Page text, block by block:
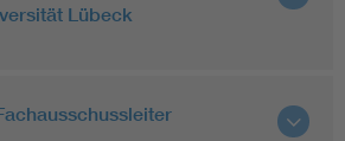
Lübeck